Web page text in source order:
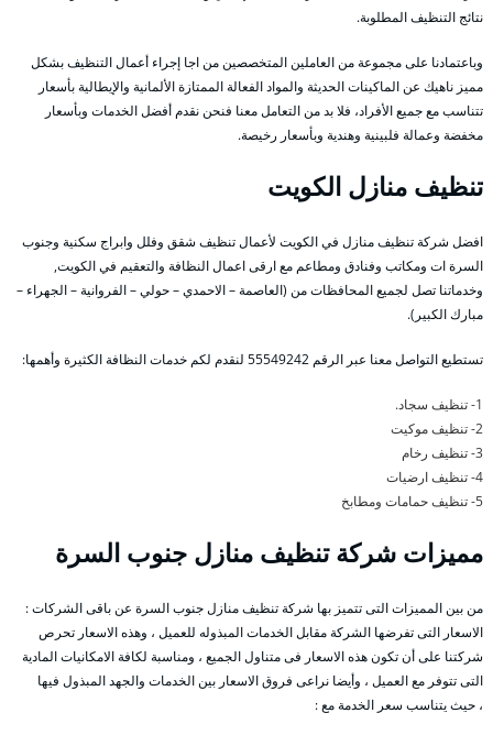
نتائج التنظيف المطلوبة.
وباعتمادنا على مجموعة من العاملين المتخصصين من اجا إجراء أعمال التنظيف بشكل
مميز ناهيك عن الماكينات الحديثة والمواد الفعالة الممتازة الألمانية والإيطالية بأسعار
تتناسب مع جميع الأفراد، فلا بد من التعامل معنا فنحن نقدم أفضل الخدمات وبأسعار
مخفضة وعمالة فلبينية وهندية وبأسعار رخيصة.
تنظيف منازل الكويت
افضل شركة تنظيف منازل في الكويت لأعمال تنظيف شقق وفلل وابراج سكنية وجنوب
السرة ات ومكاتب وفنادق ومطاعم مع ارقى اعمال النظافة والتعقيم في الكويت,
وخدماتنا تصل لجميع المحافظات من (العاصمة – الاحمدي – حولي – الفروانية – الجهراء –
مبارك الكبير).
تستطيع التواصل معنا عبر الرقم 55549242 لنقدم لكم خدمات النظافة الكثيرة وأهمها:
1- تنظيف سجاد.
2- تنظيف موكيت
3- تنظيف رخام
4- تنظيف ارضيات
5- تنظيف حمامات ومطابخ
مميزات شركة تنظيف منازل جنوب السرة
من بين المميزات التى تتميز بها شركة تنظيف منازل جنوب السرة عن باقى الشركات :
الاسعار التى تفرضها الشركة مقابل الخدمات المبذوله للعميل ، وهذه الاسعار تحرص
شركتنا على أن تكون هذه الاسعار فى متناول الجميع ، ومناسبة لكافة الامكانيات المادية
التى تتوفر مع العميل ، وأيضا نراعى فروق الاسعار بين الخدمات والجهد المبذول فيها
، حيث يتناسب سعر الخدمة مع :